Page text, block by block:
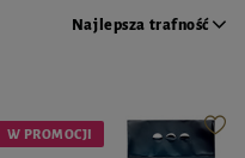
Najlepsza trafność
W PROMOCJI